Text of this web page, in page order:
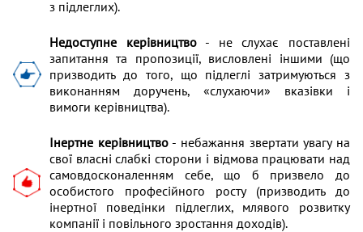
з підлеглих).
Недоступне керівництво- не слухає поставлені
запитання та пропозиції, висловлені іншими (що
призводить до того, що підлеглі затримуються з
виконанням доручень, «слухаючи» вказівки і
вимоги керівництва).
Інертне керівництво- небажання звертати увагу на
свої власні слабкі сторони і відмова працювати над
самовдосконаленням себе, що б призвело до
особистого професійного росту (призводить до
інертної поведінки підлеглих, млявого розвитку
компанії і повільного зростання доходів).